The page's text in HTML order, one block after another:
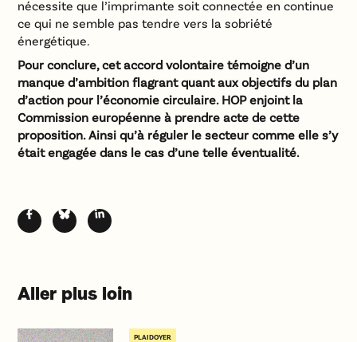
nécessite que l’imprimante soit connectée en continue
ce qui ne semble pas tendre vers la sobriété
énergétique.
Pour conclure, cet accord volontaire témoigne d’un
manque d’ambition flagrant quant aux objectifs du plan
d’action pour l’économie circulaire. HOPenjoint la
Commission européenne à prendre acte de cette
proposition. Ainsi qu’à réguler le secteur comme elle s’y
était engagée dans le cas d’une telle éventualité.
Aller plus loin
PLAIDOYER